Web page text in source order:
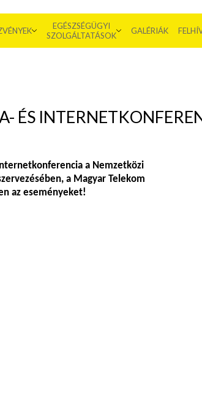
EGÉSZSÉGÜGYI
SZOLGÁLTATÁSOK
GALÉRIÁK
ÉS
a Nemzetközi
a Magyar Telekom
az eseményeket!